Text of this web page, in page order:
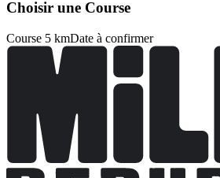
Choisir une Course
Course 5 kmDate à confirmer